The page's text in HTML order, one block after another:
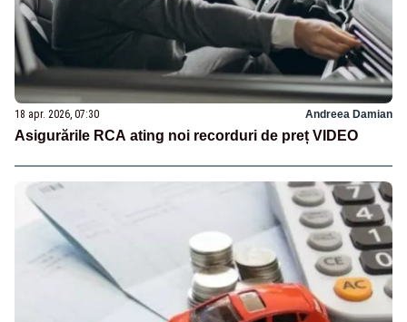
18 apr. 2026, 07:30 Andreea Damian
Asigurările RCA ating noi recorduri de preț VIDEO